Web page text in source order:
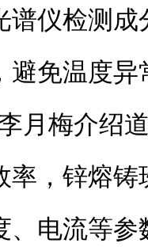
谱仪检测
避免温度异
月梅介绍
率，锌熔
、电流等